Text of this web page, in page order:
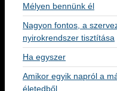
Mélyen bennünk él
Nagyon fontos, a
nyirokrendszer tisztítása
Ha egyszer
Amikor egyik napról a
életedből